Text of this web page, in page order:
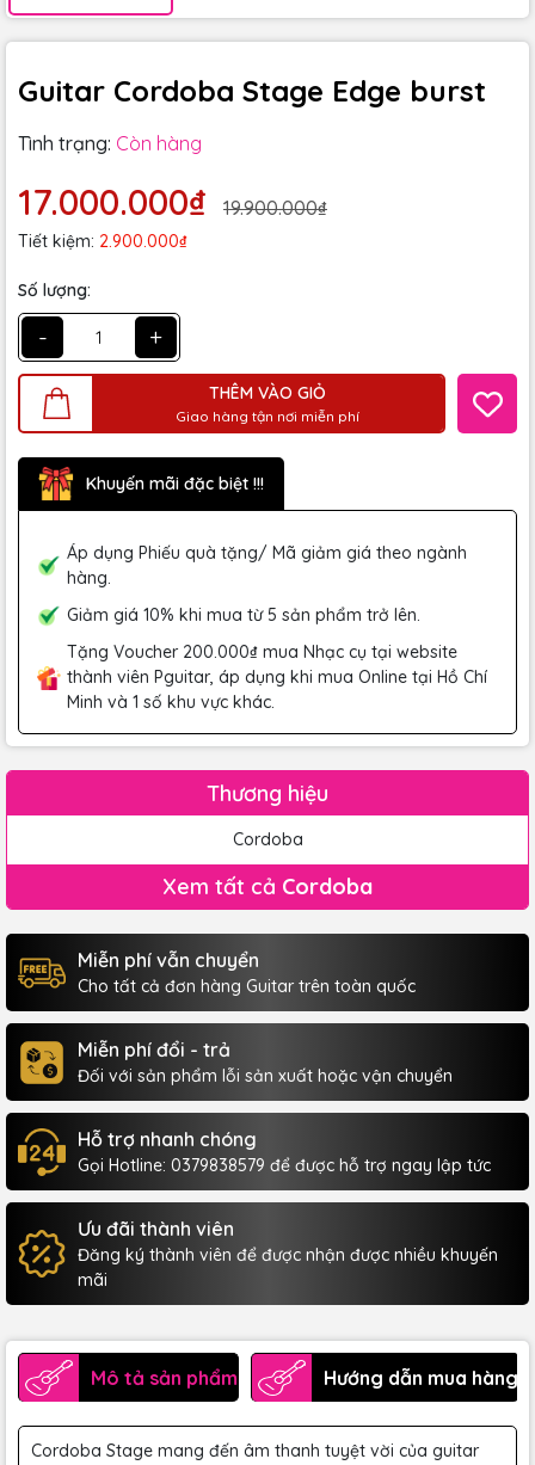
Guitar Cordoba Stage Edge burst
Tình trạng: Còn hàng
17.000.000₫ 19.900.000₫
Tiết kiệm: 2.900.000₫
Số lượng:
- +
THÊM VÀO GIỎ
Giao hàng tận nơi miễn phí
Khuyến mãi đặc biệt !!!
Áp dụng Phiếu quà tặng/ Mã giảm giá theo ngành
hàng.
Giảm giá 10% khi mua từ 5 sản phẩm trở lên.
Tặng Voucher 200.000₫ mua Nhạc cụ tại website
thành viên Pguitar, áp dụng khi mua Online tại Hồ Chí
Minh và 1 số khu vực khác.
Thương hiệu
Cordoba
Xem tất cả Cordoba
Miễn phí vẫn chuyển
Cho tất cả đơn hàng Guitar trên toàn quốc
Miễn phí đổi - trả
Đối với sản phẩm lỗi sản xuất hoặc vận chuyển
Hỗ trợ nhanh chóng
Gọi Hotline: 0379838579 để được hỗ trợ ngay lập tức
Ưu đãi thành viên
Đăng ký thành viên để được nhận được nhiều khuyến
mãi
Mô tả sản phẩm Hướng dẫn mua hàng
Cordoba Stage mang đến âm thanh tuyệt vời của guitar